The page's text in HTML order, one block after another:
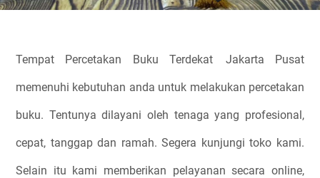
Tempat Percetakan Buku Terdekat Jakarta Pusat
memenuhi kebutuhan anda untuk melakukan percetakan
buku. Tentunya dilayani oleh tenaga yang profesional,
cepat, tanggap dan ramah. Segera kunjungi toko kami.
Selain itu kami memberikan pelayanan secara online,